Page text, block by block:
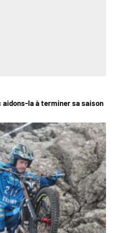
aidons-la à terminer sa saison